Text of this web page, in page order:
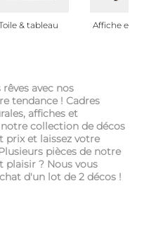
& tableau Affiche et poster
avec nos
tendance ! Cadres
affiches et
notre collection de décos
prix et laissez votre
pièces de notre
plaisir ? Nous vous
d'un lot de 2 décos !